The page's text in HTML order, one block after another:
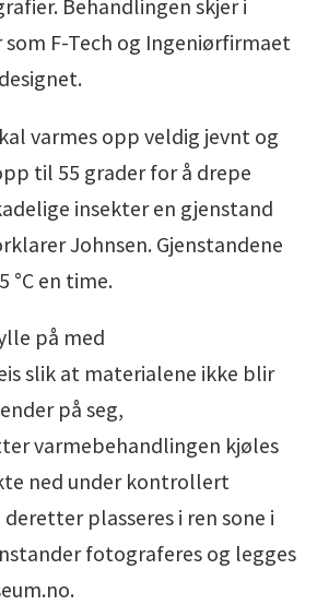
Behandlingen skjer i
F-Tech og Ingeniørfirmaet
varmes opp veldig jevnt og
til 55 grader for å drepe
insekter en gjenstand
Johnsen. Gjenstandene
°C en time.
på med
slik at materialene ikke blir
på seg,
varmebehandlingen kjøles
ned under kontrollert
plasseres i ren sone i
fotograferes og legges